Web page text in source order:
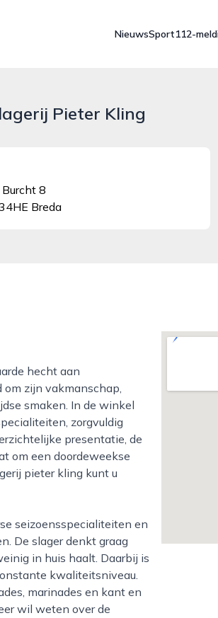
NieuwsSport112-
Pieter Kling
8
Breda
zijn vakmanschap,
smaken. In de winkel
zorgvuldig
presentatie, de
om een doordeweekse
pieter kling kunt u
De slager denkt graag
in huis haalt. Daarbij is
kwaliteitsniveau.
marinades en kant en
wil weten over de